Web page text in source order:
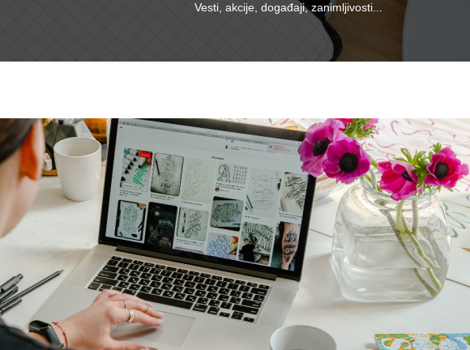
Vesti, akcije, događaji, zanimljivosti...